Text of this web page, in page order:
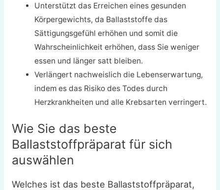
Unterstützt das Erreichen eines gesunden
Körpergewichts, da Ballaststoffe das
Sättigungsgefühl erhöhen und somit die
Wahrscheinlichkeit erhöhen, dass Sie weniger
essen und länger satt bleiben.
Verlängert nachweislich die Lebenserwartung,
indem es das Risiko des Todes durch
Herzkrankheiten und alle Krebsarten verringert.
Wie Sie das beste
Ballaststoffpräparat für sich
auswählen
Welches ist das beste Ballaststoffpräparat,